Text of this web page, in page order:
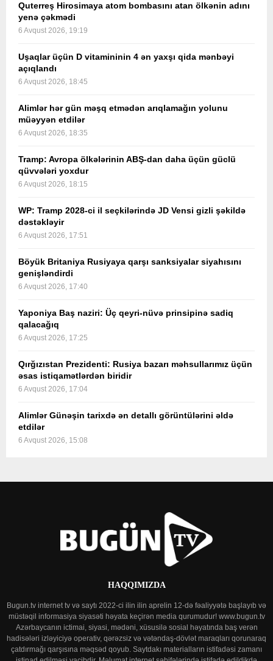
Quterreş Hirosimaya atom bombasını atan ölkənin adını
yenə çəkmədi
6 Avqust 2026, 19:19
Uşaqlar üçün D vitamininin 4 ən yaxşı qida mənbəyi
açıqlandı
6 Avqust 2026, 18:45
Alimlər hər gün məşq etmədən arıqlamağın yolunu
müəyyən etdilər
6 Avqust 2026, 18:35
Tramp: Avropa ölkələrinin ABŞ-dan daha üçün güclü
qüvvələri yoxdur
6 Avqust 2026, 18:15
WP: Tramp 2028-ci il seçkilərində JD Vensi gizli şəkildə
dəstəkləyir
6 Avqust 2026, 17:51
Böyük Britaniya Rusiyaya qarşı sanksiyalar siyahısını
genişləndirdi
6 Avqust 2026, 17:40
Yaponiya Baş naziri: Üç qeyri-nüvə prinsipinə sadiq
qalacağıq
6 Avqust 2026, 17:25
Qırğızıstan Prezidenti: Rusiya bazarı məhsullarımız üçün
əsas istiqamətlərdən biridir
6 Avqust 2026, 17:04
Alimlər Günəşin tarixdə ən detallı görüntülərini əldə
etdilər
6 Avqust 2026, 15:08
HAQQIMIZDA
Bugun.tv internet tv və saytı 2022-ci ilin ilin aprelin 12-də fəaliyyətə başlayıb və
müstəqil informasiya siyasəti həyata keçirən media qurumudur! www.bugun.tv
Azərbaycanın ictimai, siyasi, mədəni, xüsusilə sosial həyatında baş verən
hadisələri izləyiciyə operativ, qərəzsiz və vətəndaş-dövlət maraqları qorunaraq
çatdırmağı qarşısına məqsəd qoyub. Saytdakı materialların istifadəsi zamanı